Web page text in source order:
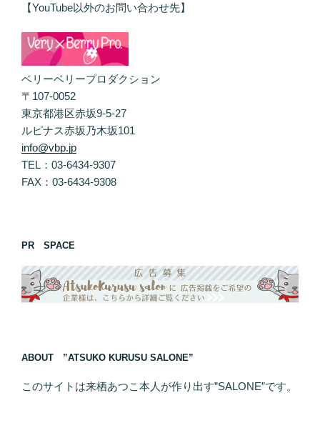
【YouTube以外のお問い合わせ先】
ベリーベリープロダクション
〒107-0052
東京都港区赤坂9-5-27
ルピナス赤坂乃木坂101
info@vbp.jp
TEL：03-6434-9307
FAX：03-6434-9308
PR SPACE
ABOUT ”ATSUKO KURUSU SALONE”
このサイトは来栖あつこ本人が作り出す”SALONE”です。